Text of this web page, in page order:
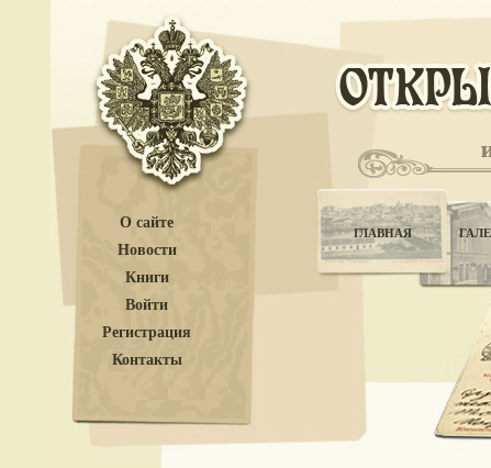
О сайте
Новости
Книги
Войти
Регистрация
Контакты
ГЛАВНАЯ